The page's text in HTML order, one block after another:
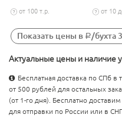
от 100 т.р. от 10
Показать цены в Р /бухта
Актуальные цены и наличие
Бесплатная доставка по СПб
от 500 рублей для остальных
(от 1-го дня). Бесплатно
для отправки по России или в СНГ.